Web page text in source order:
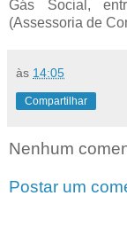
Gás Social,
(Assessoria de
às 14:05
Compartilhar
Nenhum
Postar um